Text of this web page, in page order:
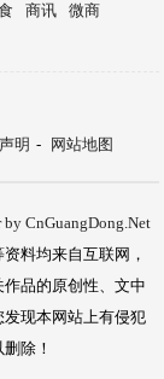
商讯
微商
明 - 网站地图
by CnGuangDong.Net
料均来自互联网，
品的原创性、文中
现本网站上有侵犯
除！